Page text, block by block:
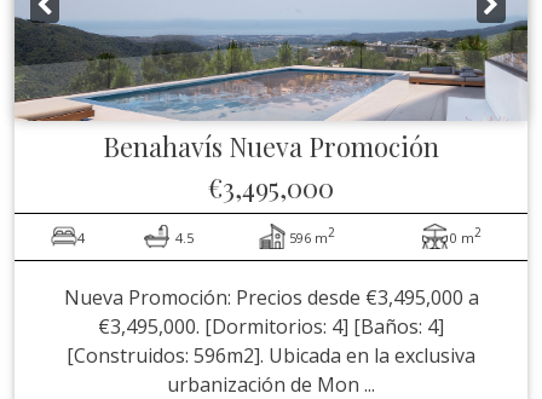
Benahavís Nueva Promoción
€3,495,000
4 4.5 596 m2 0 m2
Nueva Promoción: Precios desde €3,495,000 a
€3,495,000. [Dormitorios: 4] [Baños: 4]
[Construidos: 596m2]. Ubicada en la exclusiva
urbanización de Mon ...